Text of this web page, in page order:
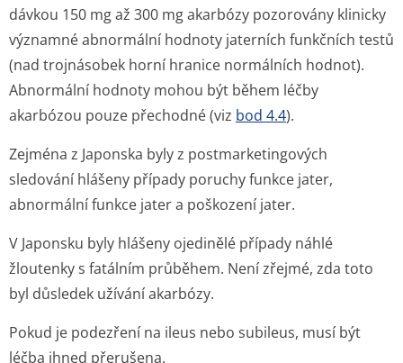
dávkou 150 mg až 300 mg akarbózy pozorovány klinicky
významné abnormální hodnoty jaterních funkčních testů
(nad trojnásobek horní hranice normálních hodnot).
Abnormální hodnoty mohou být během léčby
akarbózou pouze přechodné (viz bod 4.4).
Zejména z Japonska byly z postmarketin­gových
sledování hlášeny případy poruchy funkce jater,
abnormální funkce jater a poškození jater.
V Japonsku byly hlášeny ojedinělé případy náhlé
žloutenky s fatálním průběhem. Není zřejmé, zda toto
byl důsledek užívání akarbózy.
Pokud je podezření na ileus nebo subileus, musí být
léčba ihned přerušena.